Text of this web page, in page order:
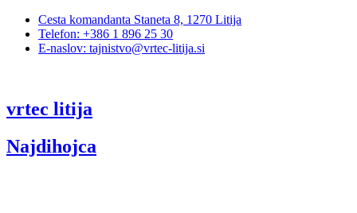
Cesta komandanta Staneta 8, 1270 Litija
Telefon: +386 1 896 25 30
E-naslov: tajnistvo@vrtec-litija.si
vrtec litija
Najdihojca